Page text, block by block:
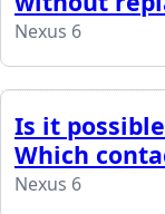
Nexus 6
Is it
Which
Nexus 6